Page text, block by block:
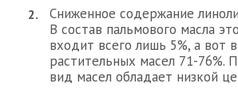
Сниженное содержание
В состав пальмового масла
входит всего лишь 5%, а вот
растительных масел 71-76%.
вид масел обладает низкой